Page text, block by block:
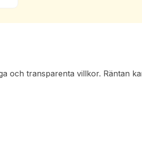
och transparenta villkor. Räntan